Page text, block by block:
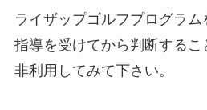
ライザップゴルフプログラム
指導を受けてから判断する
非利用してみて下さい。